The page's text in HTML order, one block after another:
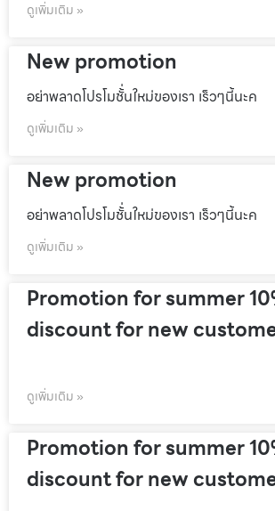
ดูเพิ่มเติม »
New promotion
อย่าพลาดโปรโมชั้่นใหม่ของเรา เร็วๆนี้นะค
ดูเพิ่มเติม »
New promotion
อย่าพลาดโปรโมชั้่นใหม่ของเรา เร็วๆนี้นะค
ดูเพิ่มเติม »
Promotion for summer
discount for new
ดูเพิ่มเติม »
Promotion for summer
discount for new